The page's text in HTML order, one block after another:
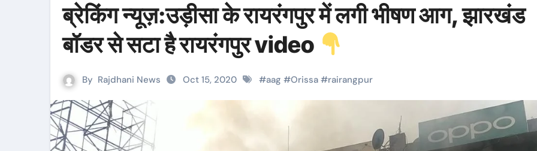
ब्रेकिंग न्यूज़:उड़ीसा के रायरंगपुर में लगी भीषण आग, झारखंड
बॉडर से सटा है रायरंगपुर video
By Rajdhani News Oct 15, 2020 #aag #Orissa #rairangpur